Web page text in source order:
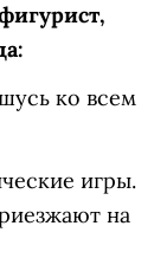
ко всем
игры.
на